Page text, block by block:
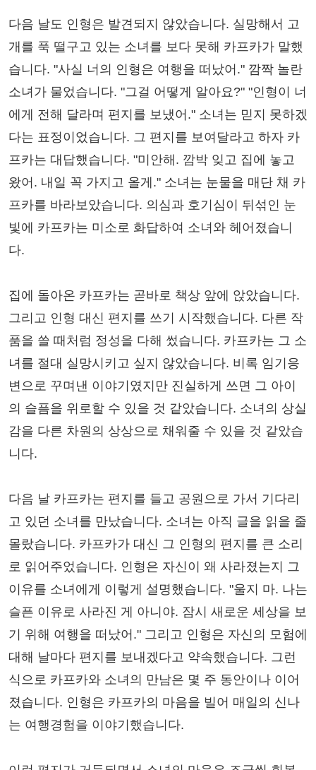
다음 날도 인형은 발견되지 않았습니다. 실망해서 고
개를 푹 떨구고 있는 소녀를 보다 못해 카프카가 말했
습니다. "사실 너의 인형은 여행을 떠났어." 깜짝 놀란
소녀가 물었습니다. "그걸 어떻게 알아요?" "인형이 너
에게 전해 달라며 편지를 보냈어." 소녀는 믿지 못하겠
다는 표정이었습니다. 그 편지를 보여달라고 하자 카
프카는 대답했습니다. "미안해. 깜박 잊고 집에 놓고
왔어. 내일 꼭 가지고 올게." 소녀는 눈물을 매단 채 카
프카를 바라보았습니다. 의심과 호기심이 뒤섞인 눈
빛에 카프카는 미소로 화답하여 소녀와 헤어졌습니
다.
집에 돌아온 카프카는 곧바로 책상 앞에 앉았습니다.
그리고 인형 대신 편지를 쓰기 시작했습니다. 다른 작
품을 쓸 때처럼 정성을 다해 썼습니다. 카프카는 그 소
녀를 절대 실망시키고 싶지 않았습니다. 비록 임기응
변으로 꾸며낸 이야기였지만 진실하게 쓰면 그 아이
의 슬픔을 위로할 수 있을 것 같았습니다. 소녀의 상실
감을 다른 차원의 상상으로 채워줄 수 있을 것 같았습
니다.
다음 날 카프카는 편지를 들고 공원으로 가서 기다리
고 있던 소녀를 만났습니다. 소녀는 아직 글을 읽을 줄
몰랐습니다. 카프카가 대신 그 인형의 편지를 큰 소리
로 읽어주었습니다. 인형은 자신이 왜 사라졌는지 그
이유를 소녀에게 이렇게 설명했습니다. "울지 마. 나는
슬픈 이유로 사라진 게 아니야. 잠시 새로운 세상을 보
기 위해 여행을 떠났어." 그리고 인형은 자신의 모험에
대해 날마다 편지를 보내겠다고 약속했습니다. 그런
식으로 카프카와 소녀의 만남은 몇 주 동안이나 이어
졌습니다. 인형은 카프카의 마음을 빌어 매일의 신나
는 여행경험을 이야기했습니다.